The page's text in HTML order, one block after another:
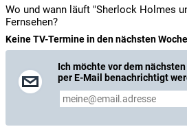
Wo und wann läuft "Sherlock Holmes
Fernsehen?
Keine TV-Termine in den nächsten
Ich möchte vor dem
per E-Mail benachrichtigt